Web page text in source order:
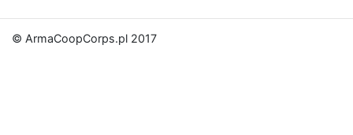
© ArmaCoopCorps.pl 2017